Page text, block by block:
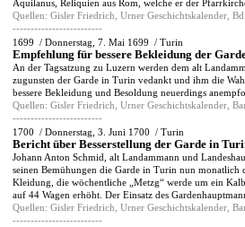
Aquilanus, Reliquien aus Rom, welche er der
Quellen: Gisler Friedrich, Urner Geschichtskalender,
-------------------------
1699 / Donnerstag, 7. Mai 1699 / Turin
Empfehlung für bessere Bekleidung der
An der Tagsatzung zu Luzern werden dem alt
zugunsten der Garde in Turin vedankt und ihm die
bessere Bekleidung und Besoldung neuerdings
Quellen: Gisler Friedrich, Urner Geschichtskalender,
-------------------------
1700 / Donnerstag, 3. Juni 1700 / Turin
Bericht über Besserstellung der Garde in
Johann Anton Schmid, alt Landammann und
seinen Bemühungen die Garde in Turin nun monatlich
Kleidung, die wöchentliche „Metzg“ werde um ein
auf 44 Wagen erhöht. Der Einsatz des
Quellen: Gisler Friedrich, Urner Geschichtskalender,
-------------------------